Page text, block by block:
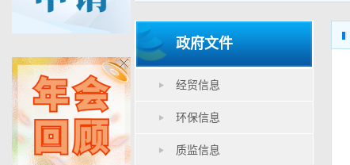
政府文件
经贸信息
环保信息
质监信息